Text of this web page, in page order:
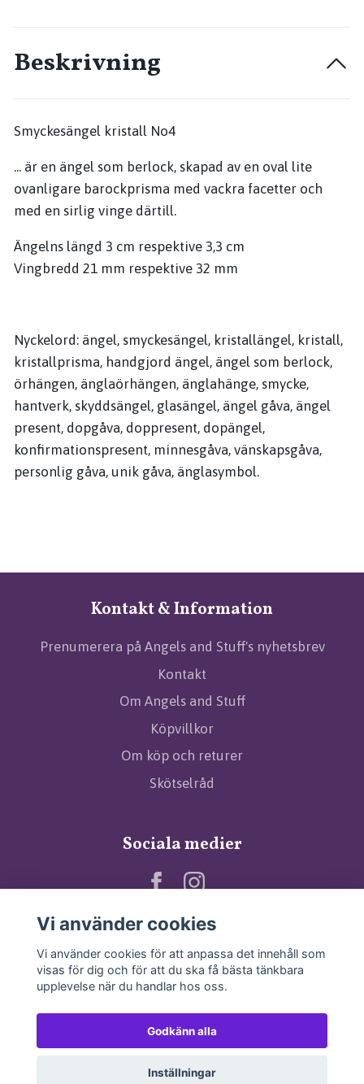
Beskrivning
Smyckesängel kristall No4
... är en ängel som berlock, skapad av en oval lite
ovanligare barockprisma med vackra facetter och
med en sirlig vinge därtill.
Ängelns längd 3 cm respektive 3,3 cm
Vingbredd 21 mm respektive 32 mm
Nyckelord: ängel, smyckesängel, kristallängel, kristall,
kristallprisma, handgjord ängel, ängel som berlock,
örhängen, änglaörhängen, änglahänge, smycke,
hantverk, skyddsängel, glasängel, ängel gåva, ängel
present, dopgåva, doppresent, dopängel,
konfirmationspresent, minnesgåva, vänskapsgåva,
personlig gåva, unik gåva, änglasymbol.
Kontakt & Information
Prenumerera på Angels and Stuff's nyhetsbrev
Kontakt
Om Angels and Stuff
Köpvillkor
Om köp och returer
Skötselråd
Sociala medier
© 2026 Angels and Stuff–Powered by Quickbutik
Vi använder cookies
Vi använder cookies för att anpassa det innehåll som
visas för dig och för att du ska få bästa tänkbara
upplevelse när du handlar hos oss.
Godkänn alla
Inställningar